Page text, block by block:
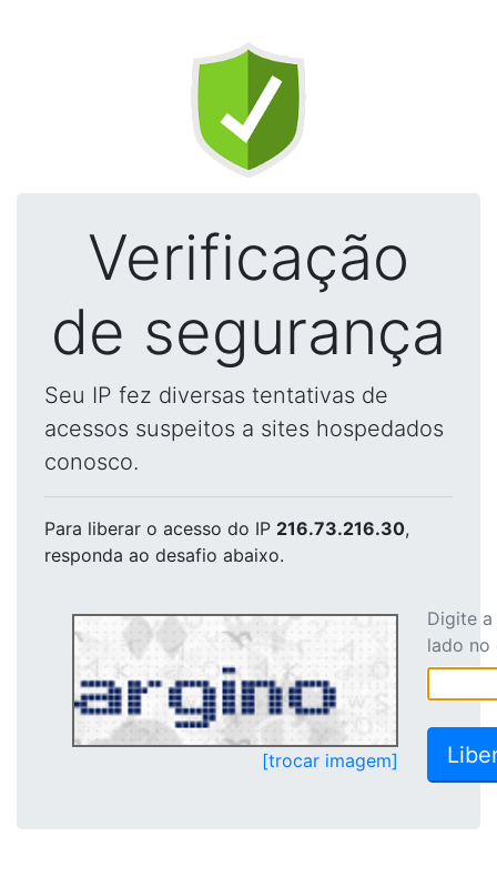
Verificação
de segurança
Seu IP fez diversas tentativas de
acessos suspeitos a sites hospedados
conosco.
Para liberar o acesso do IP 216.73.216.30,
responda ao desafio abaixo.
[trocar imagem]
Digite
lado no